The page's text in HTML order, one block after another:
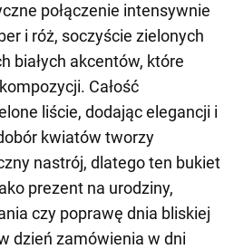
połączenie intensywnie
i róż, soczyście zielonych
białych akcentów, które
Całość
liście, dodając elegancji i
kwiatów tworzy
nastrój, dlatego ten bukiet
prezent na urodziny,
czy poprawę dnia bliskiej
dzień zamówienia w dni